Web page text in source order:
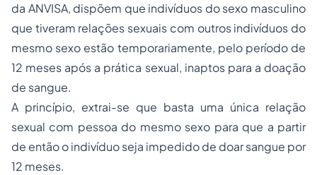
da ANVISA, dispõem que indivíduos do sexo masculino
que tiveram relações sexuais com outros indivíduos do
mesmo sexo estão temporariamente, pelo período de
12 meses após a prática sexual, inaptos para a doação
de sangue.
A princípio, extrai-se que basta uma única relação
sexual com pessoa do mesmo sexo para que a partir
de então o indivíduo seja impedido de doar sangue por
12 meses.